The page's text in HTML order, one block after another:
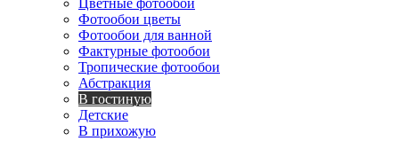
Цветные фотообои
Фотообои цветы
Фотообои для ванной
Фактурные фотообои
Тропические фотообои
Абстракция
В гостиную
Детские
В прихожую